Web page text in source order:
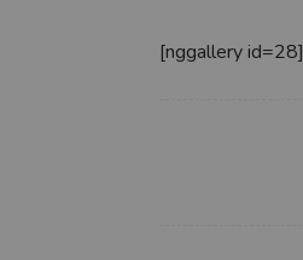
[nggallery id=28]